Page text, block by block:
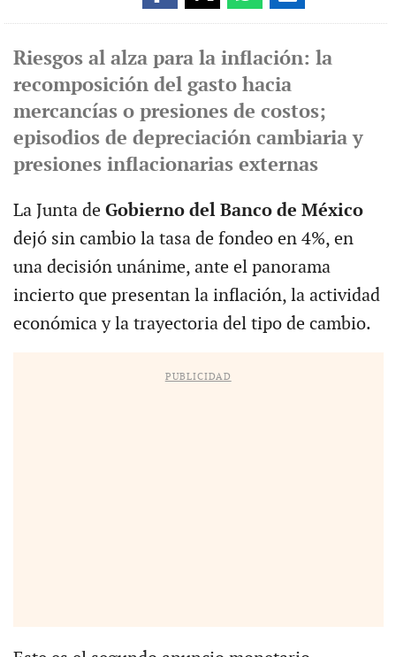
Riesgos al alza para la inflación: la
recomposición del gasto hacia
mercancías o presiones de costos;
episodios de depreciación cambiaria y
presiones inflacionarias externas
La Junta deGobierno del Banco de México
dejó sin cambio la tasa de fondeo en 4%, en
una decisión unánime, ante el panorama
incierto que presentan la inflación, la actividad
económica y la trayectoria del tipo de cambio.
PUBLICIDAD